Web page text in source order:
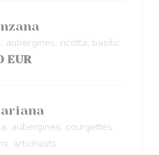
aubergines, ricotta, basilic
EUR
aubergines, courgettes,
artichauts